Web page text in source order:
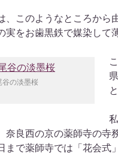
、このようなところか
実をお歯黒鉄で媒染して
の淡墨桜
奈良西の京の薬師寺の寺
まで薬師寺では「花会式